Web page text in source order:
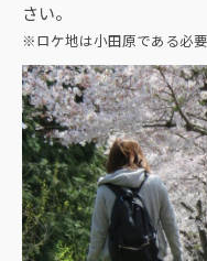
さい。
※ロケ地は小田原である必要